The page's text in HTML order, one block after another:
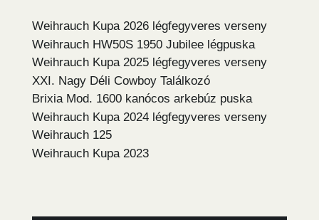
Weihrauch Kupa 2026 légfegyveres verseny
Weihrauch HW50S 1950 Jubilee légpuska
Weihrauch Kupa 2025 légfegyveres verseny
XXI. Nagy Déli Cowboy Találkozó
Brixia Mod. 1600 kanócos arkebúz puska
Weihrauch Kupa 2024 légfegyveres verseny
Weihrauch 125
Weihrauch Kupa 2023